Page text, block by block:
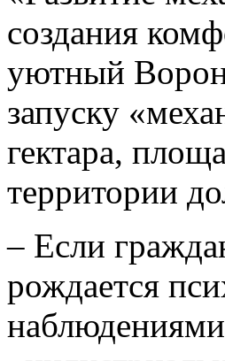
создания
уютный
запуску
гектара,
территории
– Если
рождается